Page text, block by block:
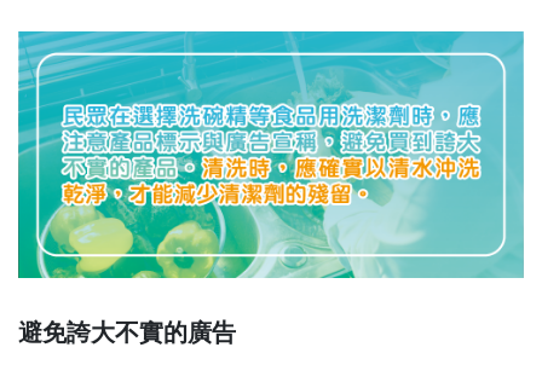
避免誇大不實的廣告